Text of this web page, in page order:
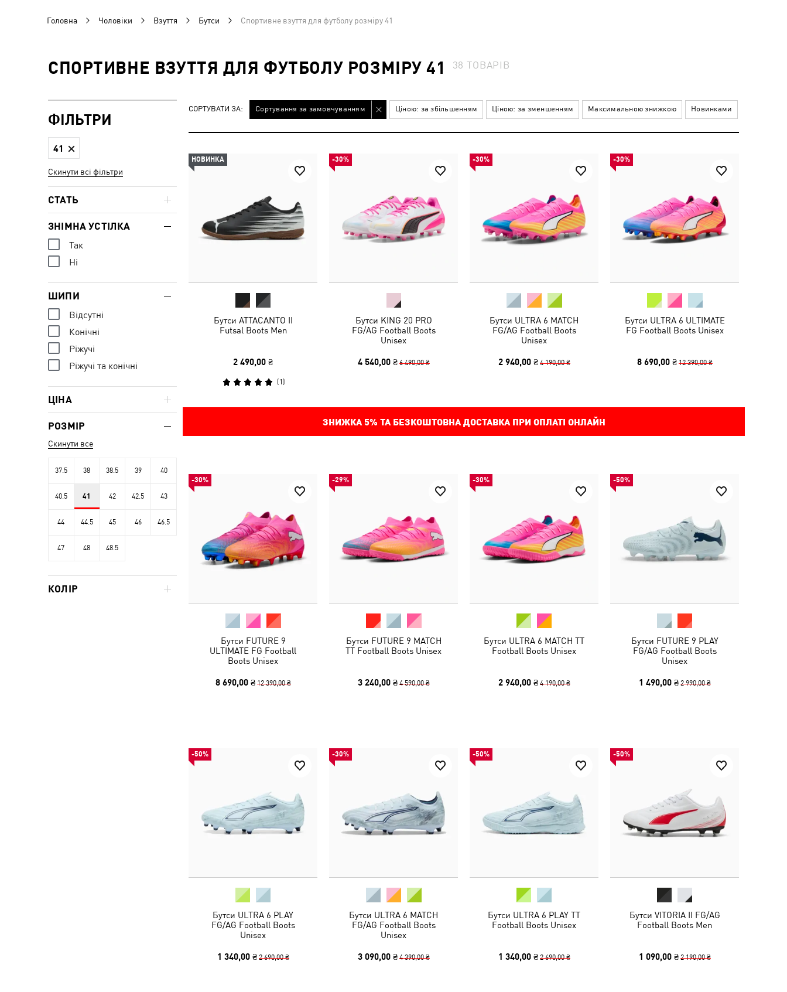
Головна Чоловіки Взуття Бутси Спортивне взуття для футболу розміру 41
СПОРТИВНЕ ВЗУТТЯ ДЛЯ ФУТБОЛУ РОЗМІРУ 41 38ТОВАРІВ
СОРТУВАТИ ЗА: Сортування за замовчуванням Ціною: за збільшенням Ціною: за зменшенням Максимальною знижкою Новинками
НОВИНКА
Бутси ATTACANTO II
Futsal Boots Men
2 490,00 ₴
(1 )
-30%
Бутси KING 20 PRO
FG/AG Football Boots
Unisex
4 540,00 ₴ 6 490,00 ₴
-30%
Бутси ULTRA 6 MATCH
FG/AG Football Boots
Unisex
2 940,00 ₴ 4 190,00 ₴
-30%
Бутси ULTRA 6 ULTIMATE
FG Football Boots Unisex
8 690,00 ₴ 12 390,00 ₴
ЗНИЖКА 5% ТА БЕЗКОШТОВНА ДОСТАВКА ПРИ ОПЛАТІ ОНЛАЙН
-30%
Бутси FUTURE 9
ULTIMATE FG Football
Boots Unisex
8 690,00 ₴ 12 390,00 ₴
-29%
Бутси FUTURE 9 MATCH
TT Football Boots Unisex
3 240,00 ₴ 4 590,00 ₴
-30%
Бутси ULTRA 6 MATCH TT
Football Boots Unisex
2 940,00 ₴ 4 190,00 ₴
-50%
Бутси FUTURE 9 PLAY
FG/AG Football Boots
Unisex
1 490,00 ₴ 2 990,00 ₴
-50%
Бутси ULTRA 6 PLAY
FG/AG Football Boots
Unisex
1 340,00 ₴ 2 690,00 ₴
-30%
Бутси ULTRA 6 MATCH
FG/AG Football Boots
Unisex
3 090,00 ₴ 4 390,00 ₴
-50%
Бутси ULTRA 6 PLAY TT
Football Boots Unisex
1 340,00 ₴ 2 690,00 ₴
-50%
Бутси VITORIA II FG/AG
Football Boots Men
1 090,00 ₴ 2 190,00 ₴
ФІЛЬТРИ
41
Скинути всі фільтри
СТАТЬ
ЗНІМНА УСТІЛКА
Так
Ні
ШИПИ
Відсутні
Конічні
Ріжучі
Ріжучі та конічні
ЦІНА
РОЗМІР
Скинути все
37.5 38 38.5 39 40
40.5 41 42 42.5 43
44 44.5 45 46 46.5
47 48 48.5
КОЛІР